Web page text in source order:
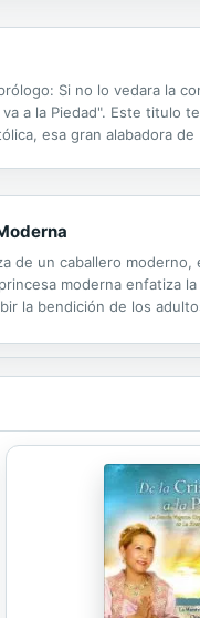
Si no lo vedara la
a la Piedad". Este titulo
esa gran alabadora
de un caballero
moderna enfatiza
la bendición de los